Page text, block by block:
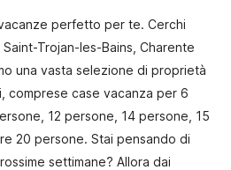
perfetto per te. Cerchi
Trojan-les-Bains, Charente
una vasta selezione di proprietà
comprese case vacanza per 6
12 persone, 14 persone, 15
20 persone. Stai pensando di
settimane? Allora dai